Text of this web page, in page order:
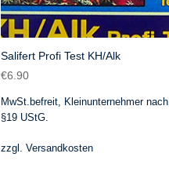
Salifert Profi Test KH/Alk
€6.90
MwSt.befreit, Kleinunternehmer nach
§19 UStG.
zzgl.Versandkosten